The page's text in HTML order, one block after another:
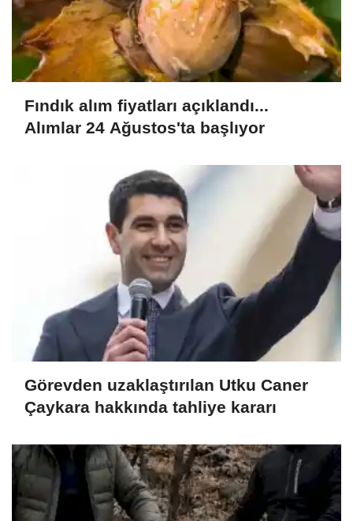
Fındık alım fiyatları açıklandı...
Alımlar 24 Ağustos'ta başlıyor
Görevden uzaklaştırılan Utku Caner
Çaykara hakkında tahliye kararı